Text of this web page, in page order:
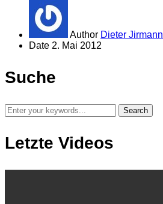
Author Dieter Jirmann
Date 2. Mai 2012
Suche
Letzte Videos